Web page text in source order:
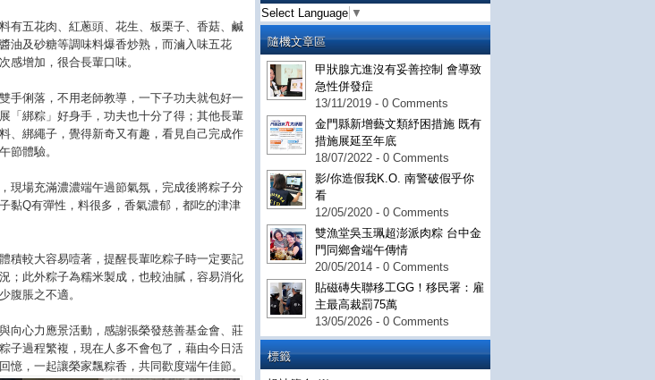
Select Language ▼
隨機文章區
甲狀腺亢進沒有妥善控制 會導致
急性併發症
13/11/2019 - 0 Comments
金門縣新增藝文類紓困措施 既有
措施展延至年底
18/07/2022 - 0 Comments
影/你造假我K.O. 南警破假乎你
看
12/05/2020 - 0 Comments
雙漁堂吳玉珮超澎派肉粽 台中金
門同鄉會端午傳情
20/05/2014 - 0 Comments
貼磁磚失聯移工GG！移民署：雇
主最高裁罰75萬
13/05/2026 - 0 Comments
標籤
有五花肉、紅蔥頭、花生、板栗子、香菇、鹹
油及砂糖等調味料爆香炒熟，而滷入味五花
感增加，很合長輩口味。
手俐落，不用老師教導，一下子功夫就包好一
「綁粽」好身手，功夫也十分了得；其他長輩
、綁繩子，覺得新奇又有趣，看見自己完成作
節體驗。
現場充滿濃濃端午過節氣氛，完成後將粽子分
黏Q有彈性，料很多，香氣濃郁，都吃的津津
積較大容易噎著，提醒長輩吃粽子時一定要記
；此外粽子為糯米製成，也較油膩，容易消化
腹脹之不適。
向心力應景活動，感謝張榮發慈善基金會、莊
子過程繁複，現在人多不會包了，藉由今日活
，一起讓榮家飄粽香，共同歡度端午佳節。